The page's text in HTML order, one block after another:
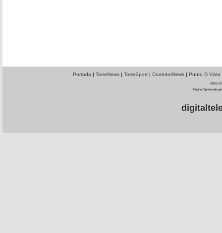
Portada | TorreNews| TorreSport| CorredorNews| Punto D Vista
©2010 El
Página Optimizada